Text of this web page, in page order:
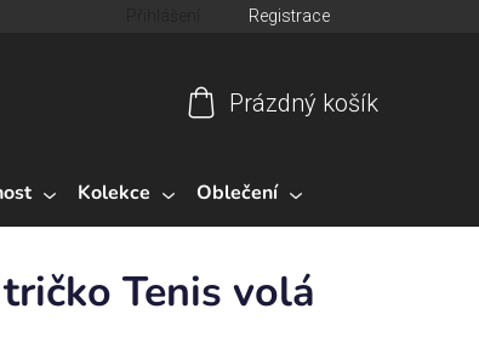
Registrace
košík
Prázdný košík
Kolekce Oblečení
Tenis volá